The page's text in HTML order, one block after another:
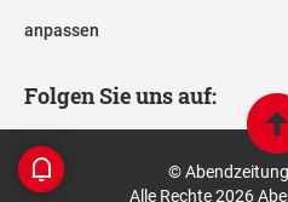
anpassen
Folgen Sie uns auf:
©
Alle Rechte 2026